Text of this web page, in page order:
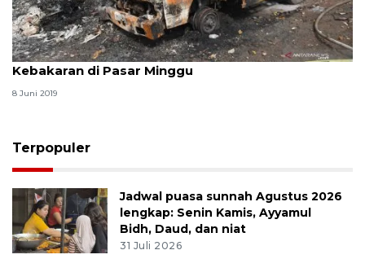
Kebakaran di Pasar Minggu
8 Juni 2019
Terpopuler
Jadwal puasa sunnah Agustus 2026
lengkap: Senin Kamis, Ayyamul
Bidh, Daud, dan niat
31 Juli 2026